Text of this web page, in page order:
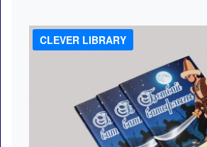
CLEVER LIBRARY